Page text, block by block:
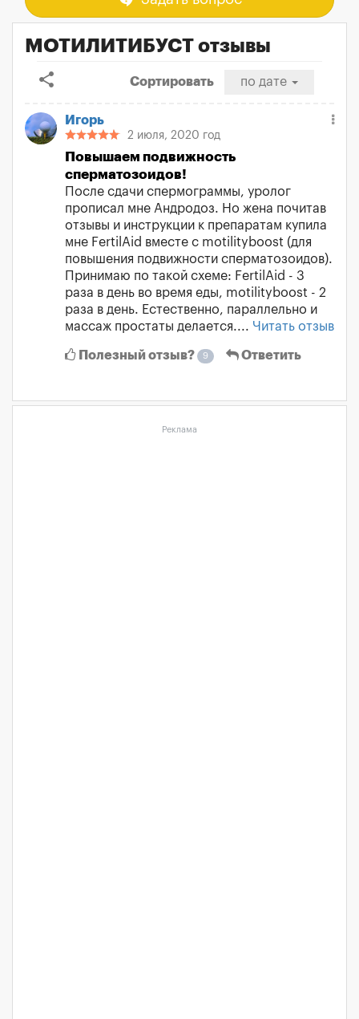
МОТИЛИТИБУСТ отзывы
share
Сортировать по дате
Игорь
2 июля, 2020 год
Повышаем подвижность
сперматозоидов!
После сдачи спермограммы, уролог
прописал мне Андродоз. Но жена почитав
отзывы и инструкции к препаратам купила
мне FertilAid вместе с motilityboost (для
повышения подвижности сперматозоидов).
Принимаю по такой схеме: FertilAid - 3
раза в день во время еды, motilityboost - 2
раза в день. Естественно, параллельно и
массаж простаты делается.... Читать отзыв
Полезный отзыв? 9 Ответить
Реклама